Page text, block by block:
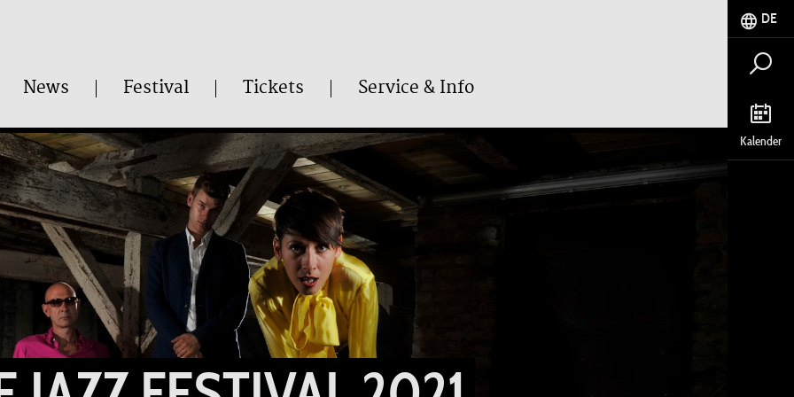
News Festival Tickets Service & Info
DE
Kalender